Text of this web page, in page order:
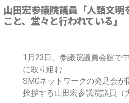
よ
う
呼
び
か
山田宏参議院議員「人類文明
こと、堂々と行われている」
1月23日、参議院議員会館で
に取り組む
SMGネットワークの発足会が
挨拶する山田宏参議院議員（